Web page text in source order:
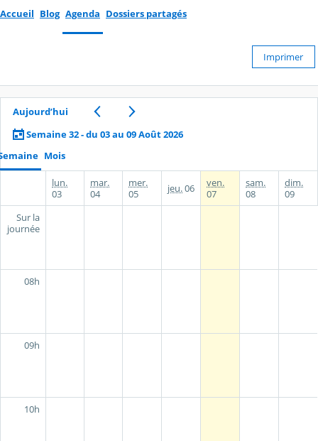
Accueil Blog Agenda Dossiers partagés
Imprimer
Aujourd’hui
Semaine 32 - du 03 au 09 Août 2026
Mois
lun.
03
mar.
04
mer.
05
jeu.06
ven.
07
sam.
08
dim.
09
Sur la
journée
08h
09h
10h